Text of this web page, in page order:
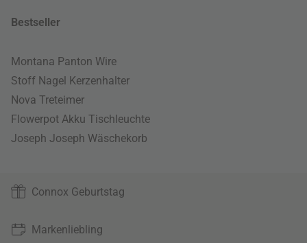
Bestseller
Montana Panton Wire
Stoff Nagel Kerzenhalter
Nova Treteimer
Flowerpot Akku Tischleuchte
Joseph Joseph Wäschekorb
Connox Geburtstag
Markenliebling